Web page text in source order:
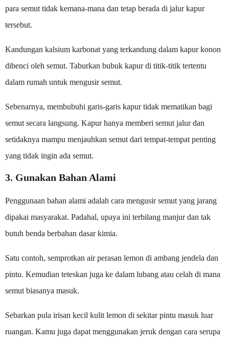
para semut tidak kemana-mana dan tetap berada di jalur kapur
tersebut.
Kandungan kalsium karbonat yang terkandung dalam kapur konon
dibenci oleh semut. Taburkan bubuk kapur di titik-titik tertentu
dalam rumah untuk mengusir semut.
Sebenarnya, membubuhi garis-garis kapur tidak mematikan bagi
semut secara langsung. Kapur hanya memberi semut jalur dan
setidaknya mampu menjauhkan semut dari tempat-tempat penting
yang tidak ingin ada semut.
3. Gunakan Bahan Alami
Penggunaan bahan alami adalah cara mengusir semut yang jarang
dipakai masyarakat. Padahal, upaya ini terbilang manjur dan tak
butuh benda berbahan dasar kimia.
Satu contoh, semprotkan air perasan lemon di ambang jendela dan
pintu. Kemudian teteskan juga ke dalam lubang atau celah di mana
semut biasanya masuk.
Sebarkan pula irisan kecil kulit lemon di sekitar pintu masuk luar
ruangan. Kamu juga dapat menggunakan jeruk dengan cara serupa